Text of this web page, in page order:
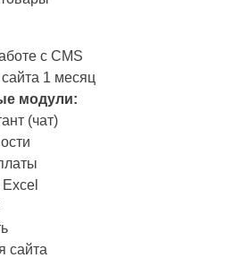
с CMS
1 месяц
модули:
(чат)
сайта